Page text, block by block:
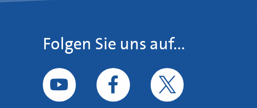
Folgen Sie uns auf...